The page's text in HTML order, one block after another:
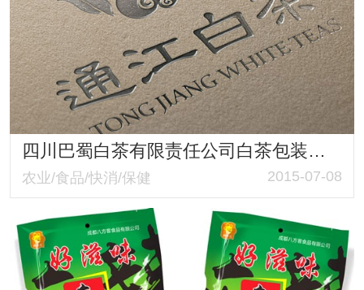
四川巴蜀白茶有限责任公司白茶包装设计
农业/食品/快消/保健 2015-07-08